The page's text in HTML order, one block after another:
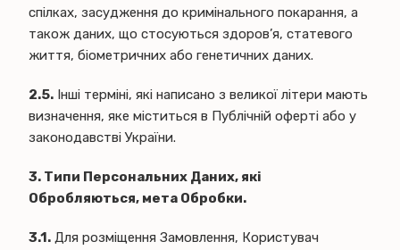
спілках, засудження до кримінального покарання, а
також даних, що стосуються здоров’я, статевого
життя, біометричних або генетичних даних.
2.5. Інші терміні, які написано з великої літери мають
визначення, яке міститься в Публічній оферті або у
законодавстві України.
3. Типи Персональних Даних, які
Обробляються, мета Обробки.
3.1. Для розміщення Замовлення, Користувач